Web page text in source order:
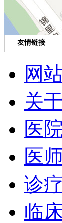
友情链接
网
关
医
医
诊
临